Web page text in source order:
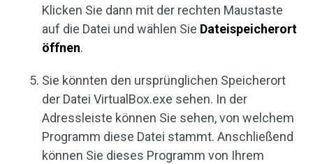
Klicken Sie dann mit der rechten Maustaste
auf die Datei und wählen Sie Dateispeicherort
öffnen.
Sie könnten den ursprünglichen Speicherort
der Datei VirtualBox.exe sehen. In der
Adressleiste können Sie sehen, von welchem
Programm diese Datei stammt. Anschließend
können Sie dieses Programm von Ihrem